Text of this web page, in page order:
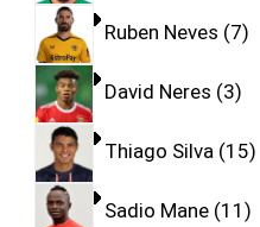
Ruben Neves 7
David Neres 3
Thiago Silva 15
Sadio Mane 11